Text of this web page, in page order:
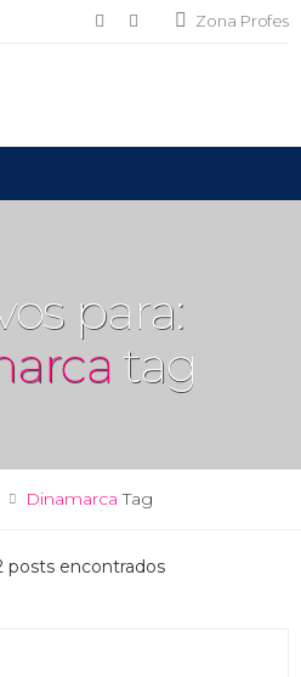
Zona Profes
menu
para:
tag
Dinamarca Tag
posts encontrados